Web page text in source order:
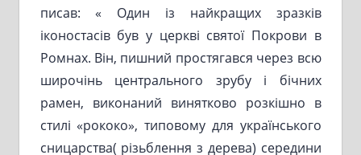
писав: « Один із найкращих зразків
іконостасів був у церкві святої Покрови в
Ромнах. Він, пишний простягався через всю
широчінь центрального зрубу і бічних
рамен, виконаний винятково розкішно в
стилі «рококо», типовому для українського
сницарства( різьблення з дерева) середини